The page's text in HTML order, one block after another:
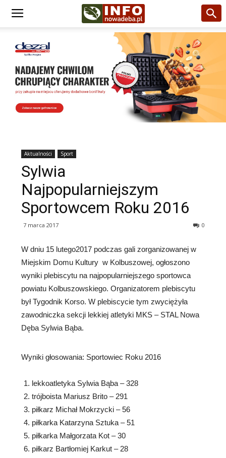
Aktualności Sport
Sylwia
Najpopularniejszym
Sportowcem Roku 2016
7 marca 2017 0
W dniu 15 lutego2017 podczas gali zorganizowanej w
Miejskim Domu Kultury w Kolbuszowej, ogłoszono
wyniki plebiscytu na najpopularniejszego sportowca
powiatu Kolbuszowskiego. Organizatorem plebiscytu
był Tygodnik Korso. W plebiscycie tym zwyciężyła
zawodniczka sekcji lekkiej atletyki MKS – STAL Nowa
Dęba Sylwia Bąba.
Wyniki głosowania: Sportowiec Roku 2016
lekkoatletyka Sylwia Bąba – 328
trójboista Mariusz Brito – 291
piłkarz Michał Mokrzycki – 56
piłkarka Katarzyna Sztuka – 51
piłkarka Małgorzata Kot – 30
piłkarz Bartłomiej Karkut – 28